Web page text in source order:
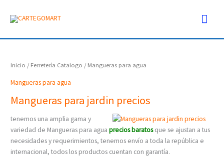
Inicio / Ferretería Catalogo / Mangueras para agua
Mangueras para agua
Mangueras para jardin precios
tenemos una amplia gama y
variedad de Mangueras para aguaprecios baratosque se ajustan a tus
necesidades y requerimientos, tenemos envío a toda la república e
internacional, todos los productos cuentan con garantía.